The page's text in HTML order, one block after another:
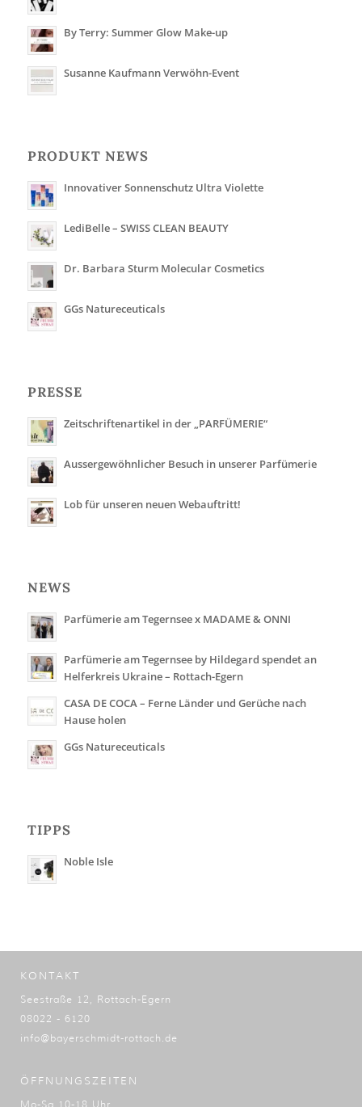
By Terry: Summer Glow Make-up
Susanne Kaufmann Verwöhn-Event
PRODUKT NEWS
Innovativer Sonnenschutz Ultra Violette
LediBelle – SWISS CLEAN BEAUTY
Dr. Barbara Sturm Molecular Cosmetics
GGs Natureceuticals
PRESSE
Zeitschriftenartikel in der „PARFÜMERIE“
Aussergewöhnlicher Besuch in unserer Parfümerie
Lob für unseren neuen Webauftritt!
NEWS
Parfümerie am Tegernsee x MADAME & ONNI
Parfümerie am Tegernsee by Hildegard spendet an
Helferkreis Ukraine – Rottach-Egern
CASA DE COCA – Ferne Länder und Gerüche nach
Hause holen
GGs Natureceuticals
TIPPS
Noble Isle
KONTAKT
Seestraße 12, Rottach-Egern
08022 - 6120
info@bayerschmidt-rottach.de
ÖFFNUNGSZEITEN
Mo-Sa 10-18 Uhr